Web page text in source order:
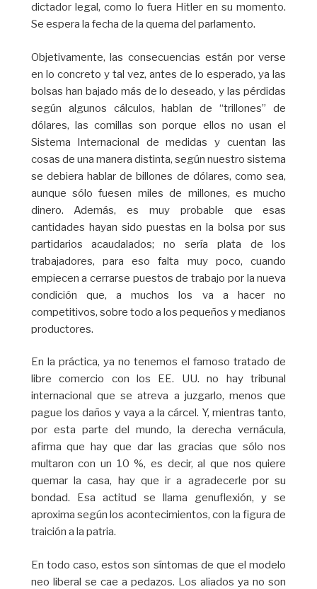
dictador legal, como lo fuera Hitler en su momento.
Se espera la fecha de la quema del parlamento.
Objetivamente, las consecuencias están por verse
en lo concreto y tal vez, antes de lo esperado, ya las
bolsas han bajado más de lo deseado, y las pérdidas
según algunos cálculos, hablan de “trillones” de
dólares, las comillas son porque ellos no usan el
Sistema Internacional de medidas y cuentan las
cosas de una manera distinta, según nuestro sistema
se debiera hablar de billones de dólares, como sea,
aunque sólo fuesen miles de millones, es mucho
dinero. Además, es muy probable que esas
cantidades hayan sido puestas en la bolsa por sus
partidarios acaudalados; no sería plata de los
trabajadores, para eso falta muy poco, cuando
empiecen a cerrarse puestos de trabajo por la nueva
condición que, a muchos los va a hacer no
competitivos, sobre todo a los pequeños y medianos
productores.
En la práctica, ya no tenemos el famoso tratado de
libre comercio con los EE. UU. no hay tribunal
internacional que se atreva a juzgarlo, menos que
pague los daños y vaya a la cárcel. Y, mientras tanto,
por esta parte del mundo, la derecha vernácula,
afirma que hay que dar las gracias que sólo nos
multaron con un 10 %, es decir, al que nos quiere
quemar la casa, hay que ir a agradecerle por su
bondad. Esa actitud se llama genuflexión, y se
aproxima según los acontecimientos, con la figura de
traición a la patria.
En todo caso, estos son síntomas de que el modelo
neo liberal se cae a pedazos. Los aliados ya no son